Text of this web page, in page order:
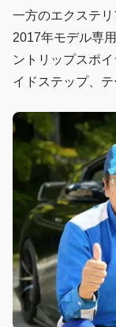
一方のエクステ
2017年モデル専
ントリップスポ
イドステップ、テ